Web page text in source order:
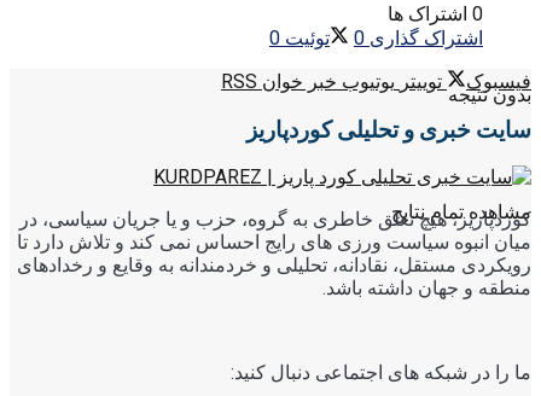
بدون نتیجه
مشاهده تمام نتایج
0 اشتراک ها
اشتراک گذاری 0 توئیت 0
فیسبوک
توییتر یوتیوب خبر خوان RSS
سایت خبری و تحلیلی کوردپاریز
کوردپاریز، هیچ تعلق خاطری به گروه، حزب و یا جریان سیاسی، در
میان انبوه سیاست ورزی های رایج احساس نمی کند و تلاش دارد تا
رویکردی مستقل، نقادانه، تحلیلی و خردمندانه به وقایع و رخدادهای
منطقه و جهان داشته باشد.
ما را در شبکه های اجتماعی دنبال کنید: